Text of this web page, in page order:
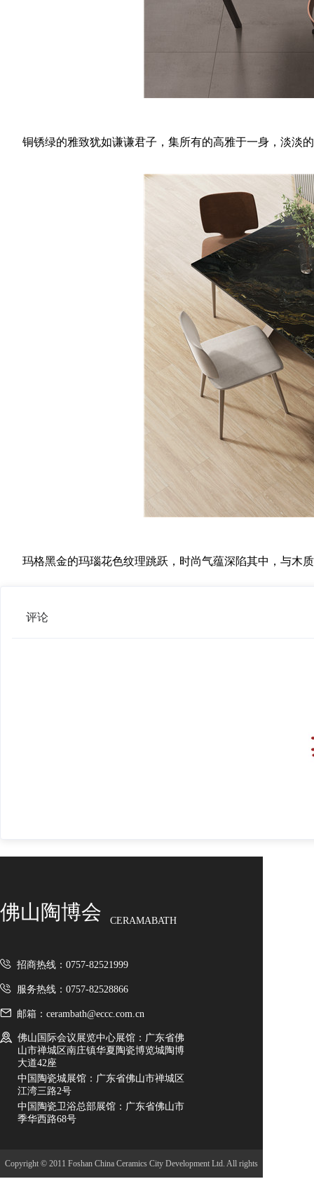
铜锈绿的雅致犹如谦谦君子，集所有的高雅于一身，淡淡的
玛格黑金的玛瑙花色纹理跳跃，时尚气蕴深陷其中，与木质
评论
佛山陶博会 CERAMABATH
招商热线：0757-82521999
服务热线：0757-82528866
邮箱：cerambath@eccc.com.cn
佛山国际会议展览中心展馆：广东省佛
山市禅城区南庄镇华夏陶瓷博览城陶博
大道42座
中国陶瓷城展馆：广东省佛山市禅城区
江湾三路2号
中国陶瓷卫浴总部展馆：广东省佛山市
季华西路68号
Copyright © 2011 Foshan China Ceramics City Development Ltd. All rights